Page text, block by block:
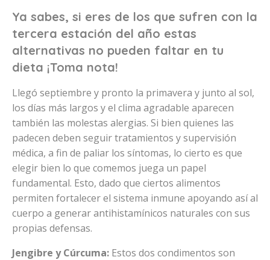
Ya sabes, si eres de los que sufren con la
tercera estación del año estas
alternativas no pueden faltar en tu
dieta ¡Toma nota!
Llegó septiembre y pronto la primavera y junto al sol,
los días más largos y el clima agradable aparecen
también las molestas alergias. Si bien quienes las
padecen deben seguir tratamientos y supervisión
médica, a fin de paliar los síntomas, lo cierto es que
elegir bien lo que comemos juega un papel
fundamental. Esto, dado que ciertos alimentos
permiten fortalecer el sistema inmune apoyando así al
cuerpo a generar antihistamínicos naturales con sus
propias defensas.
Jengibre y Cúrcuma: Estos dos condimentos son